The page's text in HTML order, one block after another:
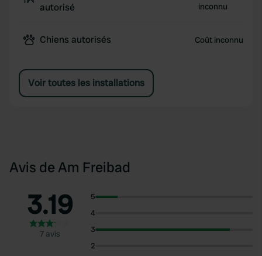
autorisé
inconnu
Chiens autorisés Coût inconnu
Voir toutes les installations
Avis de Am Freibad
3.19
7 avis
5
4
3
2